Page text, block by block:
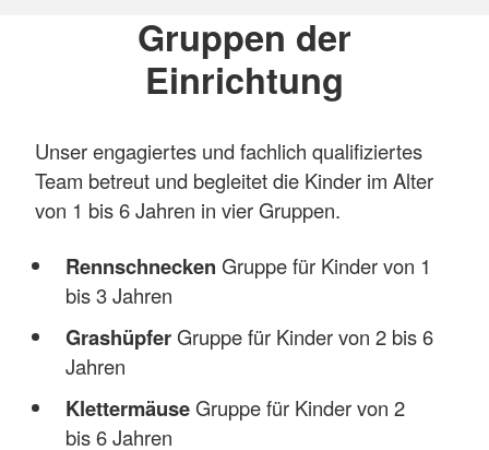
Gruppen der
Einrichtung
Unser engagiertes und fachlich qualifiziertes
Team betreut und begleitet die Kinder im Alter
von 1 bis 6 Jahren in vier Gruppen.
Rennschnecken Gruppe für Kinder von 1
bis 3 Jahren
GrashüpferGruppe für Kinder von 2 bis 6
Jahren
KlettermäuseGruppe für Kinder von 2
bis 6 Jahren